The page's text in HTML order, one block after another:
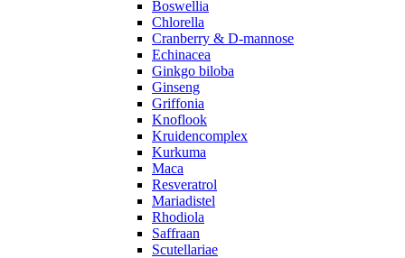
Boswellia
Chlorella
Cranberry & D-mannose
Echinacea
Ginkgo biloba
Ginseng
Griffonia
Knoflook
Kruidencomplex
Kurkuma
Maca
Resveratrol
Mariadistel
Rhodiola
Saffraan
Scutellariae